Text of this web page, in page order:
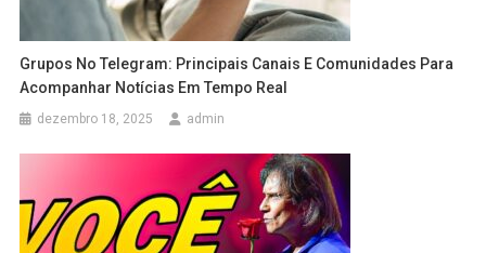
Grupos No Telegram: Principais Canais E Comunidades Para
Acompanhar Notícias Em Tempo Real
dezembro 18, 2025 admin